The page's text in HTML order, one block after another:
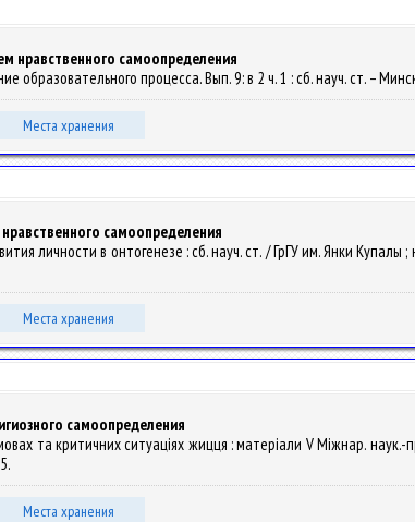
нравственного самоопределения
образовательного процесса. Вып. 9: в 2 ч. 1 : сб. науч. ст. –
Места хранения
самоопределения
личности в онтогенезе : сб. науч. ст. / ГрГУ им. Янки
Места хранения
самоопределения
та критичних ситуаціях жицця : матеріали V Міжнар.
Места хранения